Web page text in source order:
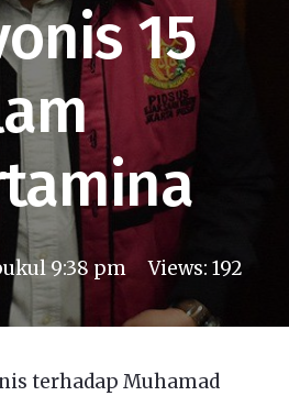
15
9:38 pm Views:192
terhadap Muhamad